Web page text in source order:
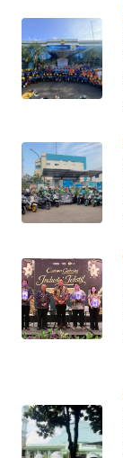
LAWAS
WN
SUMEDANG
WN
CIANJUR
WN
KEPULAUAN
WN
TANGERANG
WN
CIREBON